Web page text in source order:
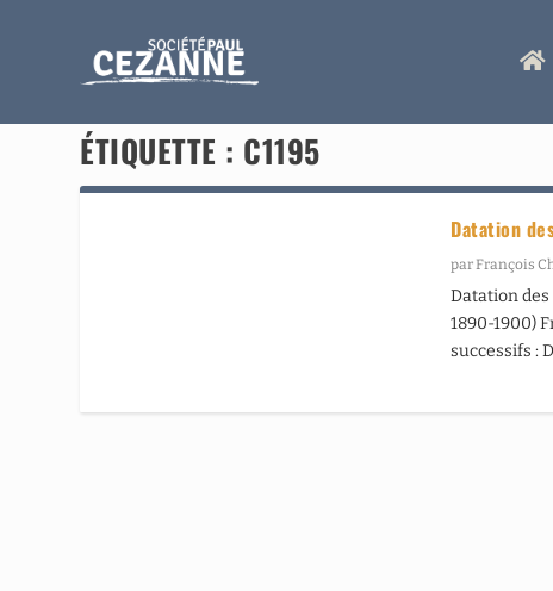
A
ÉTIQUETTE : C1195
Datation
parFrançois
Datation
1890-1900)
successifs :